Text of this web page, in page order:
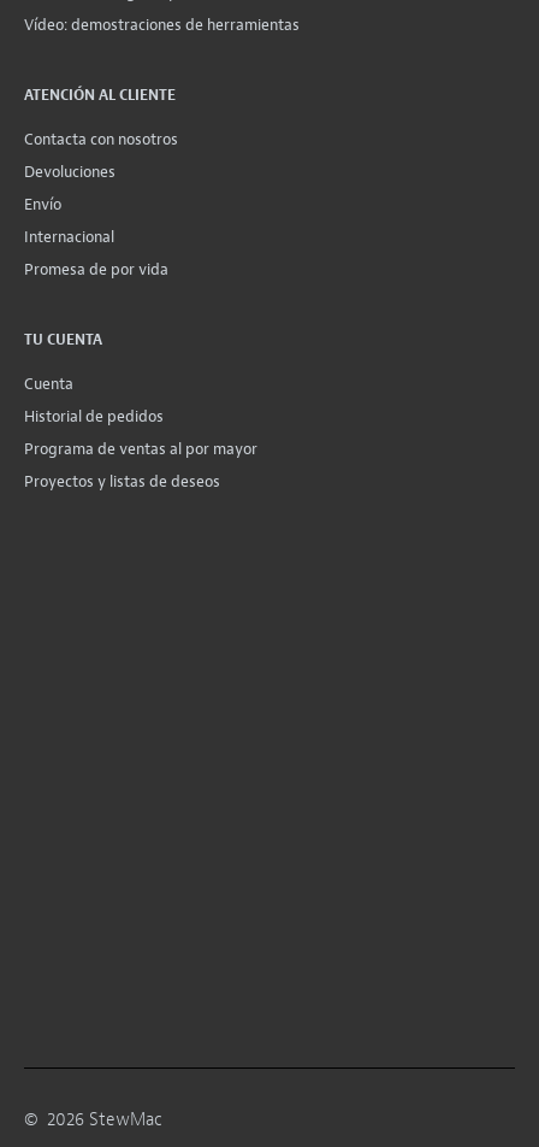
Vídeo: demostraciones de herramientas
ATENCIÓN AL CLIENTE
Contacta con nosotros
Devoluciones
Envío
Internacional
Promesa de por vida
TU CUENTA
Cuenta
Historial de pedidos
Programa de ventas al por mayor
Proyectos y listas de deseos
© 2026 StewMac